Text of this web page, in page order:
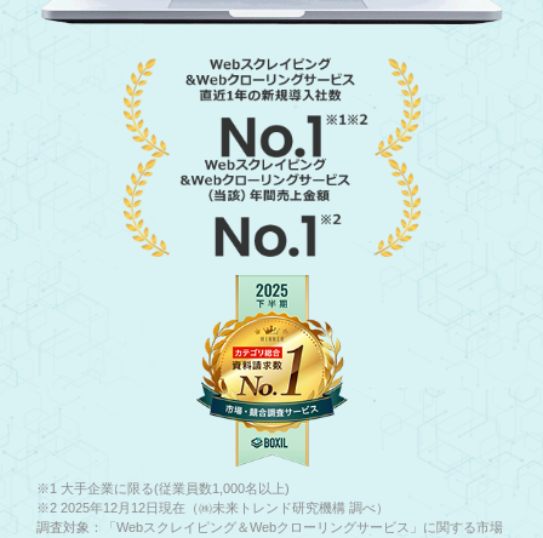
※1 大手企業に限る(従業員数1,000名以上)
※2 2025年12月12日現在（㈱未来トレンド研究機構 調べ）
調査対象：「Webスクレイピング＆Webクローリングサービス」に関する市場